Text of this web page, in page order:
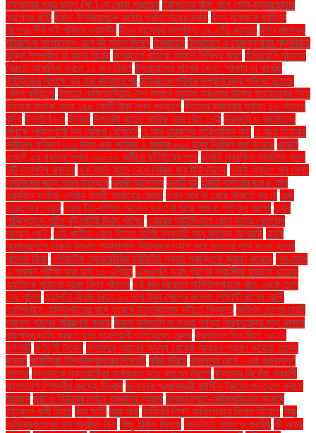
ইফতারের সময় রাসুল (সা.) যে দোয়া পড়তেন ইয়ামালের বাঁকা পথে মেসি-ম্যারাডোনার
স্বপ্নের বাড়ি ইরান: ইসরায়েলকে কঠোর প্রতিশোধের হুমকি ইলন মাস্ককে ছাড়িয়ে
বিশ্বের শীর্ষ ধনী পরিবার ওয়ালটন ইলন মাস্কের সম্পত্তি ১৯.২% কমেছে ইলন মাস্কের
স্টারলিংক বাংলাদেশে এলে কী সুফল মিলবে ইসরায়েল ইসরায়েল ও হেজবুল্লাহর যুদ্ধবিরতি
চুক্তি সম্পর্কিত যা জানা যাচ্ছে ইসরায়েল মাইকে আজান নিষিদ্ধ করল ইসরায়েলি হামলায়
বৈরুতে আবাসিক ভবনে ১১ জন নিহত ইসরায়েলের সাবেক সেনা: 'গাজায় যা করেছি
উইন্ডিজের বিপক্ষে বড় হার বাংলাদেশের উড়িরচরে পরিবার কল্যাণকেন্দ্র পরিণত হয়েছে
পুলিশ ফাঁড়িতে উত্তর মেসিডোনিয়ায় নৈশ ক্লাবে ভয়াবহ আগুনের ঘটনায় হতাহতদের নিয়ে
উত্তরা ব্যাংক দেবে ১৪৫ কোটি টাকা নগদ লভ্যাংশ উত্তরা ব্যাংকের মুনাফা ৫০ শতাংশ
বৃদ্ধি উত্তীর্ণ ৮৩ উদ্ধার উপদেষ্টা হাসান আরিফ আর বেঁচে নেই উরুগুয়ে ও ব্রাজিলের
বিপক্ষে শক্তিশালী দল ঘোষণা মেসিদের এ আর রহমানের পারিশ্রমিক কত এ বছর ফিতরার
সর্বনিম্ন পরিমাণ ১১০ টাকা এবং সর্বোচ্চ ২ হাজার ৮০৫ টাকা নির্ধারণ করা হয়েছে এআই
এআই এর প্রভাব: গুগল ৩০০০০ কর্মীকে ছাঁটাইয়ের পথে এআই প্রযুক্তি সম্বলিত নতুন
দুটি ল্যাপটপ বাজারে এক ম্যাচ হাতে রেখে সিরিজ জয় টাইগারদের একই অ্যাপে সব সেবা:
পর্যটকদের জন্য নতুন উদ্যোগ একটি আন্দোলন একটি বই একটি বার্গারের দাম ৫ লাখ
একদিনে সর্বোচ্চ ওমরাহ যাত্রী প্রবাহের রেকর্ড এখন আর না খেয়ে থাকতে হয় না এবং
তারুণ্যের দ্রোহ এবার চীন-রাশিয়া থেকেও ছড়ানো হচ্ছে গুজব: শফিকুল আলম এবার
পাকিস্তানে শহীদ বুদ্ধিজীবী দিবস পালিত এবারের আইপিএলে কোন দলের নেতৃত্বে
আছেন কে?. এবি পার্টিতে যোগ দিলেন বিশিষ্ট ব্যবসায়ী আবু রাইয়ান আশয়ারী এয়ার
অ্যাম্বুলেন্সে ঢাকার হজরত শাহজালাল বিমানবন্দর ত্যাগ করে লন্ডনের পথে রওনা হলেন
খালেদা জিয়া এশিয়াটিক ল্যাবরেটরিজ লিমিটেড প্রথম প্রান্তিকে মুনাফা করেছে এসএসসি
ও সমমান পরীক্ষা শুরু হবে ১০ এপ্রিল এসএসসি ফরম পূরণের সময়সীমা বাড়ানো হয়েছে
এ্যানিকে পাঠানো হচ্ছে বিশ্ব সাঁতারে ওই দিন বিকেলে অলিউল্লাহকে বাড়ি থেকে তুলে
নেয় পুলিশ ওয়ালটন ফ্রিজ কিনে ২০ লাখ টাকা পেলেন কলেজ শিক্ষার্থী রাশেদ আলী
ওয়াশিংটনে হেলিকপ্টারের সঙ্গে সংঘর্ষে উড়োজাহাজ নদীতে বিধ্বস্ত কমিশন দেশের চারটি
প্রদেশ গঠনের পরিকল্পনা করছে কয়লা আমদানি না হওয়া পর্যন্ত বিদ্যুৎকেন্দ্র বন্ধ থাকবে
কয়লাসঙ্কটের কারণে বন্ধ মহেশখালী তাপবিদ্যুৎ কেন্দ্র করমজলে তিন দিনে ৭৫০০
দর্শনার্থী কর্ণফুলী টানেল কলসিন্দুর গ্রামের অদম্য মেয়েরা আবারও প্রমাণ করেছে তাদের
দক্ষতা কলাম্বিয়া বিশ্ববিদ্যালয়ের শিক্ষার্থী কাঁচা মরিচে কানপাকা রোগ - এক গুরুত্বপুর্ণ
সমস্যা কানাডাকে যুক্তরাষ্ট্রের অঙ্গরাজ্য হতে বললেন ট্রাম্প কানাডায় নিখোঁজ প্রবাসী
বাংলাদেশি শিক্ষার্থীর মরদেহ উদ্ধার কানাডার প্রধানমন্ত্রী জাস্টিন ট্রুডো পদত্যাগ করতে
যাচ্ছেন কান্ট ও হিউমের দর্শনে গাজালির প্রভাব কাভার্ডভ্যান-মোটরসাইকেল সংঘর্ষে
ছাত্রদল কর্মী নিহত কার ক্ষতি কার লাভ কারিগরি শিক্ষা অধিদপ্তরে বিশাল নিয়োগ কিছু
অধিনায়কত্বের নাম অনুমিত ছিল কিছু ইঙ্গিত মিলছে কিডনিতে পাথর ও করণীয় কী আছে